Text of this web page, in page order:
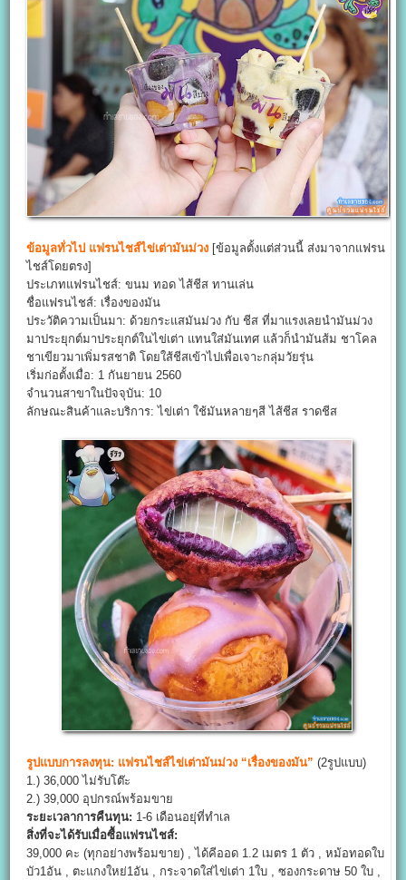
ข้อมูลทั่วไป แฟรนไชส์ไข่เต่ามันม่วง [ข้อมูลตั้งแต่ส่วนนี้ ส่งมาจากแฟรน
ไชส์โดยตรง]
ประเภทแฟรนไชส์: ขนม ทอด ไส้ชีส ทานเล่น
ชื่อแฟรนไชส์: เรื่องของมัน
ประวัติความเป็นมา: ด้วยกระแสมันม่วง กับ ชีส ที่มาแรงเลยนำมันม่วง
มาประยุกต์มาประยุกต์ในไข่เต่า แทนใส่มันเทศ แล้วก็นำมันส้ม ชาโคล
ชาเขียวมาเพิ่มรสชาติ โดยใส้ชีสเข้าไปเพื่อเจาะกลุ่มวัยรุ่น
เริ่มก่อตั้งเมื่อ: 1 กันยายน 2560
จำนวนสาขาในปัจจุบัน: 10
ลักษณะสินค้าและบริการ: ไข่เต่า ใช้มันหลายๆสี ไส้ชีส ราดชีส
รูปแบบการลงทุน: แฟรนไชส์ไข่เต่ามันม่วง “เรื่องของมัน” (2รูปแบบ)
1.) 36,000 ไม่รับโต๊ะ
2.) 39,000 อุปกรณ์พร้อมขาย
ระยะเวลาการคืนทุน: 1-6 เดือนอยุ่ที่ทำเล
สิ่งที่จะได้รับเมื่อซื้อแฟรนไชส์:
39,000 คะ (ทุกอย่างพร้อมขาย) , ได้คีออด 1.2 เมตร 1 ตัว , หม้อทอดใบ
บัว1อัน , ตะแกงใหย่1อัน , กระจาดใส่ไข่เต่า 1ใบ , ซองกระดาษ 50 ใบ ,